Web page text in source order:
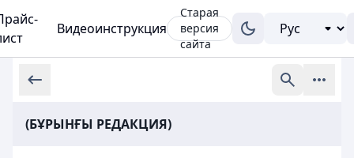
Видеоинструкция
Старая
версия
сайта
(БҰРЫНҒЫ РЕДАКЦИЯ)